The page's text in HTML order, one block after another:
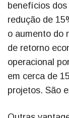
benefícios
redução de
o aumento do
de retorno
operacional
em cerca de
projetos. São